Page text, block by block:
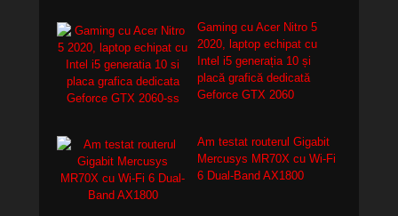
Gaming cu Acer Nitro 5
2020, laptop echipat cu
Intel i5 generația 10 și
placă grafică dedicată
Geforce GTX 2060
Am testat routerul Gigabit
Mercusys MR70X cu Wi-Fi
6 Dual-Band AX1800